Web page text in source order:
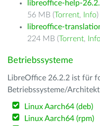
libreoffice-help-
56 MB (Torrent, Info)
libreoffice-
224 MB (Torrent, Info
Betriebssysteme
LibreOffice 26.2.2 ist für
Betriebssysteme/
Linux Aarch64 (deb)
Linux Aarch64 (rpm)